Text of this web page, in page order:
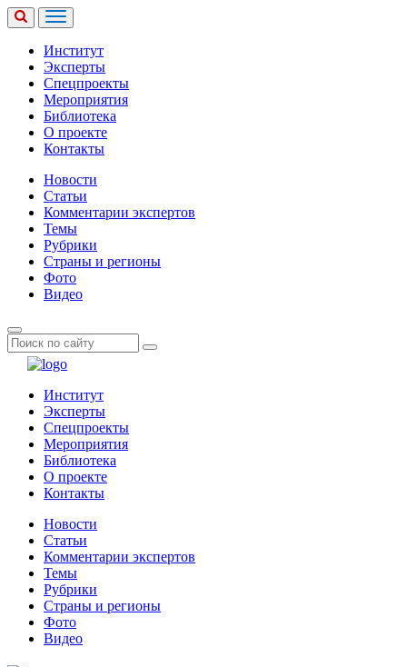
Институт
Эксперты
Спецпроекты
Мероприятия
Библиотека
О проекте
Контакты
Новости
Статьи
Комментарии экспертов
Темы
Рубрики
Страны и регионы
Фото
Видео
Институт
Эксперты
Спецпроекты
Мероприятия
Библиотека
О проекте
Контакты
Новости
Статьи
Комментарии экспертов
Темы
Рубрики
Страны и регионы
Фото
Видео